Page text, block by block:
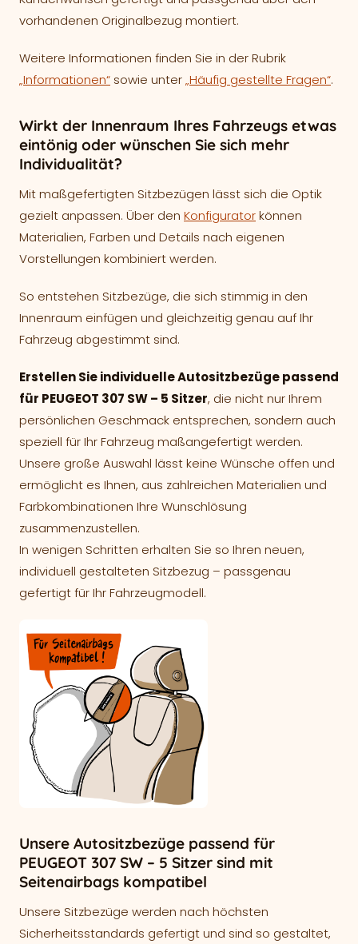
vorhandenen Originalbezug montiert.
Weitere Informationen finden Sie in der Rubrik
„Informationen“ sowie unter„Häufig gestellte Fragen“.
Wirkt der Innenraum Ihres Fahrzeugs etwas
eintönig oder wünschen Sie sich mehr
Individualität?
Mit maßgefertigten Sitzbezügen lässt sich die Optik
gezielt anpassen. Über den Konfiguratorkönnen
Materialien, Farben und Details nach eigenen
Vorstellungen kombiniert werden.
So entstehen Sitzbezüge, die sich stimmig in den
Innenraum einfügen und gleichzeitig genau auf Ihr
Fahrzeug abgestimmt sind.
Erstellen Sie individuelle Autositzbezüge passend
für PEUGEOT 307 SW – 5 Sitzer, die nicht nur Ihrem
persönlichen Geschmack entsprechen, sondern auch
speziell für Ihr Fahrzeug maßangefertigt werden.
Unsere große Auswahl lässt keine Wünsche offen und
ermöglicht es Ihnen, aus zahlreichen Materialien und
Farbkombinationen Ihre Wunschlösung
zusammenzustellen.
In wenigen Schritten erhalten Sie so Ihren neuen,
individuell gestalteten Sitzbezug – passgenau
gefertigt für Ihr Fahrzeugmodell.
Unsere Autositzbezüge passend für
PEUGEOT 307 SW – 5 Sitzer sind mit
Seitenairbags kompatibel
Unsere Sitzbezüge werden nach höchsten
Sicherheitsstandards gefertigt und sind so gestaltet,